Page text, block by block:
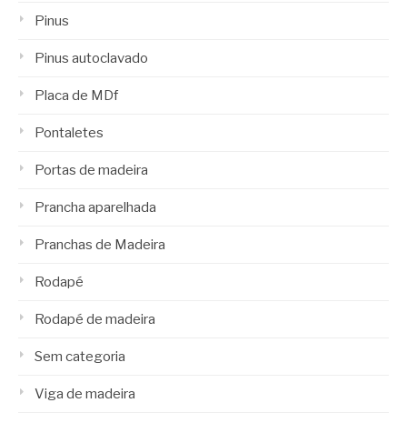
Pinus
Pinus autoclavado
Placa de MDf
Pontaletes
Portas de madeira
Prancha aparelhada
Pranchas de Madeira
Rodapé
Rodapé de madeira
Sem categoria
Viga de madeira